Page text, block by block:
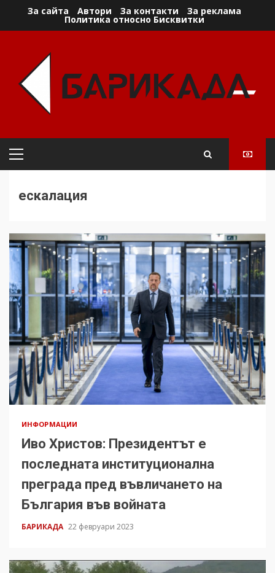
За сайта Автори За контакти За реклама
Политика относно Бисквитки
Primary
ескалация
ИНФОРМАЦИИ
Иво Христов: Президентът е
последната институционална
преграда пред въвличането на
България във войната
БАРИКАДА 22 февруари 2023